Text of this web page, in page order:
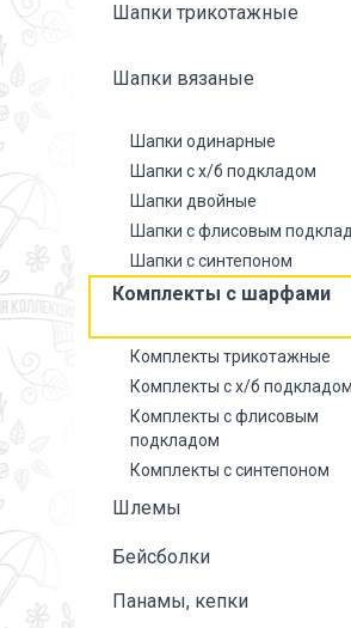
Шапки трикотажные
Шапки вязаные
Шапки одинарные
Шапки с х/б подкладом
Шапки двойные
Шапки с флисовым
Шапки с синтепоном
Комплекты с шарфами
Комплекты трикотажные
Комплекты с х/б подкладом
Комплекты с флисовым
подкладом
Комплекты с синтепоном
Шлемы
Бейсболки
Панамы, кепки